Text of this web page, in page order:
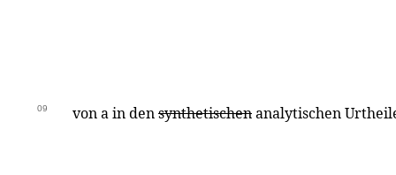
09 von a in densynthetischenanalytischen